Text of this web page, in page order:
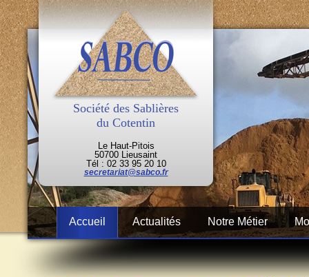
Société des Sablières
du Cotentin
Le Haut-Pitois
50700 Lieusaint
Tél : 02 33 95 20 10
secretariat@sabco.fr
Accueil Actualités Notre Métier